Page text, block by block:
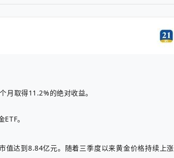
月取得11.2%的绝对收益。
。
值达到8.84亿元。随着三季度以来黄金价格持续上涨